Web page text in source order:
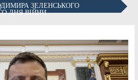
ЗЕЛЕНСЬКОГО
ДНЯ ВІЙНИ